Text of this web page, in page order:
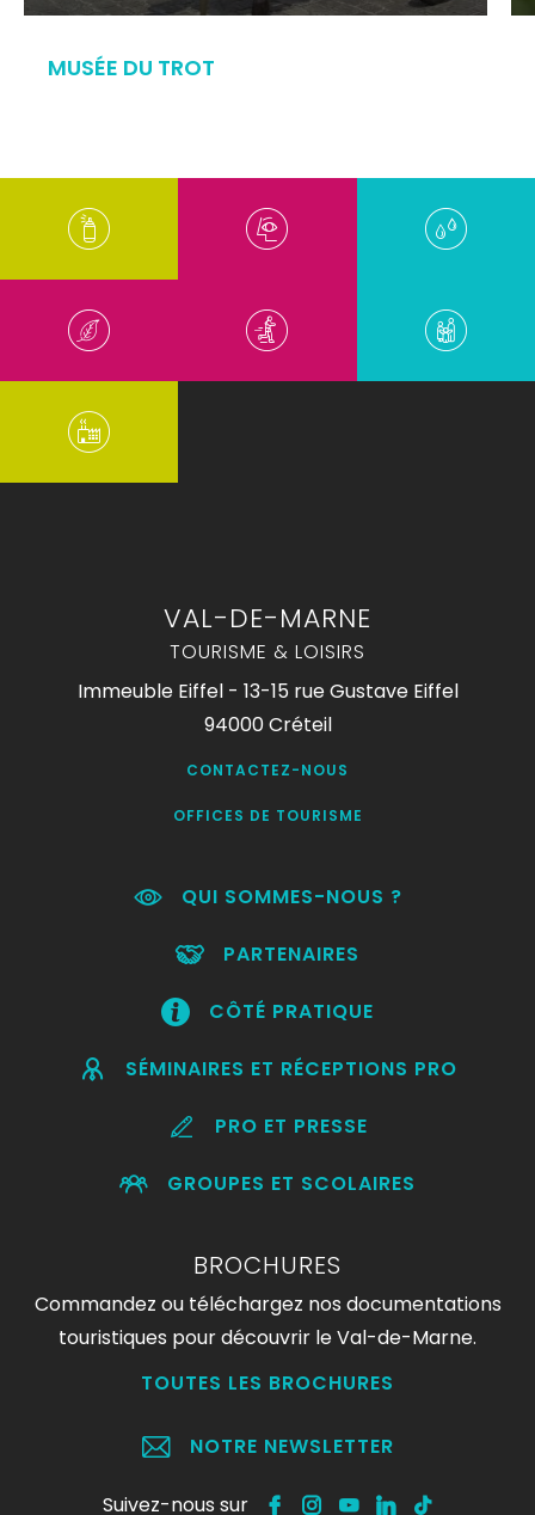
MUSÉE DU TROT
VAL-DE-MARNE
TOURISME & LOISIRS
Immeuble Eiffel - 13-15 rue Gustave Eiffel
94000 Créteil
CONTACTEZ-NOUS
OFFICES DE TOURISME
QUI SOMMES-NOUS ?
PARTENAIRES
CÔTÉ PRATIQUE
SÉMINAIRES ET RÉCEPTIONS PRO
PRO ET PRESSE
GROUPES ET SCOLAIRES
BROCHURES
Commandez ou téléchargez nos documentations
touristiques pour découvrir le Val-de-Marne.
TOUTES LES BROCHURES
NOTRE NEWSLETTER
Suivez-nous sur